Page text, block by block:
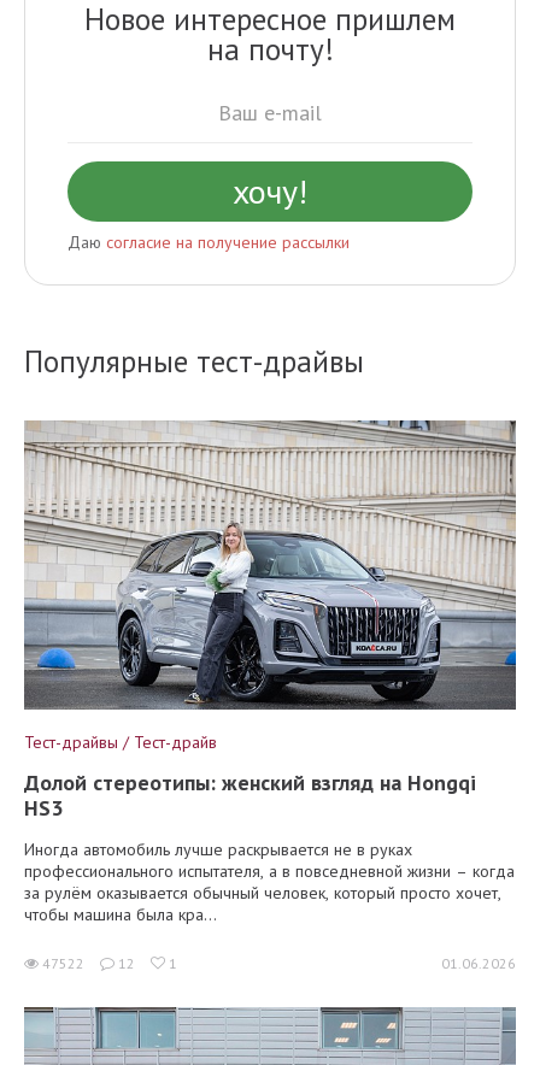
Новое интересное пришлем
на почту!
Даю согласие на получение рассылки
Популярные тест-драйвы
Тест-драйвы / Тест-драйв
Долой стереотипы: женский взгляд на Hongqi
HS3
Иногда автомобиль лучше раскрывается не в руках
профессионального испытателя, а в повседневной жизни – когда
за рулём оказывается обычный человек, который просто хочет,
чтобы машина была кра...
47522 12 1 01.06.2026